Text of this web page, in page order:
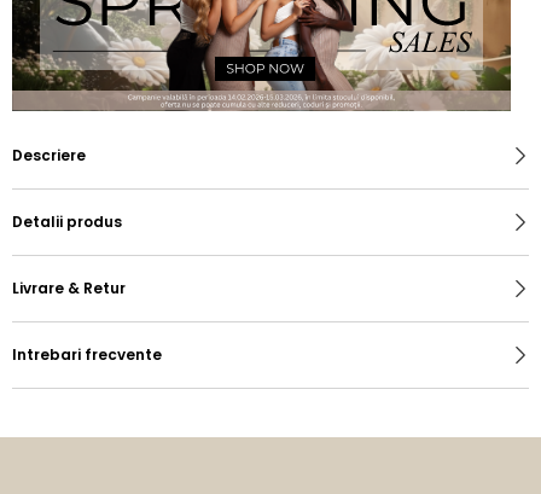
Descriere
Detalii produs
Livrare & Retur
Intrebari frecvente